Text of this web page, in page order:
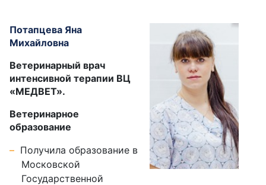
Потапцева Яна
Михайловна
Ветеринарный врач
интенсивной терапии ВЦ
«МЕДВЕТ».
Ветеринарное
образование
Получила образование в
Московской
Государственной